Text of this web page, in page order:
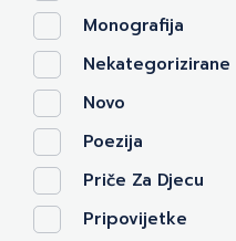
Monografija
Nekategorizirane
Novo
Poezija
Priče Za Djecu
Pripovijetke